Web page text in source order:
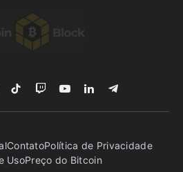
TikTokTwitchYouTubeLinkedInTelegram
ContatoPolítica de Privacidade
UsoPreço do Bitcoin